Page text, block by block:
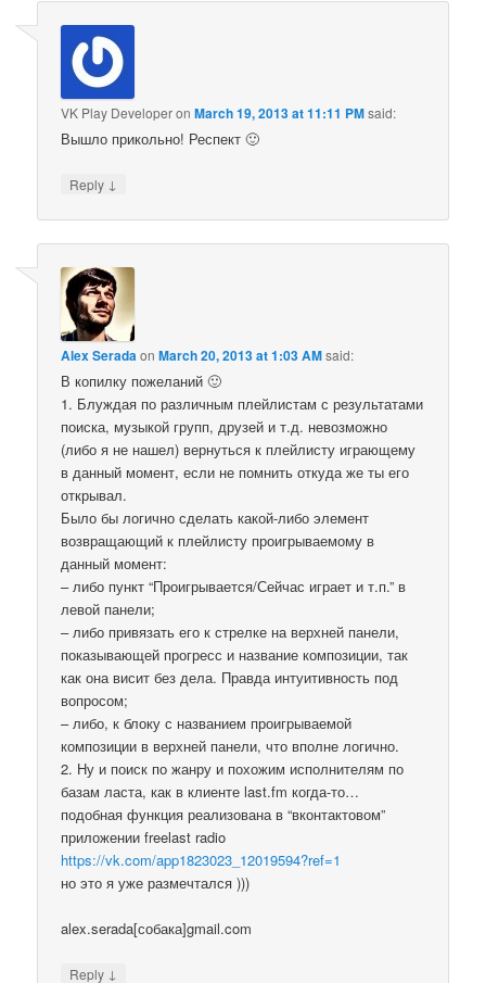
VK Play DeveloperonMarch 19, 2013 at 11:11 PMsaid:
Вышло прикольно! Респект 🙂
Reply ↓
Alex SeradaonMarch 20, 2013 at 1:03 AMsaid:
В копилку пожеланий 🙂
1. Блуждая по различным плейлистам с результатами
поиска, музыкой групп, друзей и т.д. невозможно
(либо я не нашел) вернуться к плейлисту играющему
в данный момент, если не помнить откуда же ты его
открывал.
Было бы логично сделать какой-либо элемент
возвращающий к плейлисту проигрываемому в
данный момент:
– либо пункт “Проигрывается/Сейчас играет и т.п.” в
левой панели;
– либо привязать его к стрелке на верхней панели,
показывающей прогресс и название композиции, так
как она висит без дела. Правда интуитивность под
вопросом;
– либо, к блоку с названием проигрываемой
композиции в верхней панели, что вполне логично.
2. Ну и поиск по жанру и похожим исполнителям по
базам ласта, как в клиенте last.fm когда-то…
подобная функция реализована в “вконтактовом”
приложении freelast radio
https://vk.com/app1823023_12019594?ref=1
но это я уже размечтался )))
alex.serada[собака]gmail.com
Reply ↓